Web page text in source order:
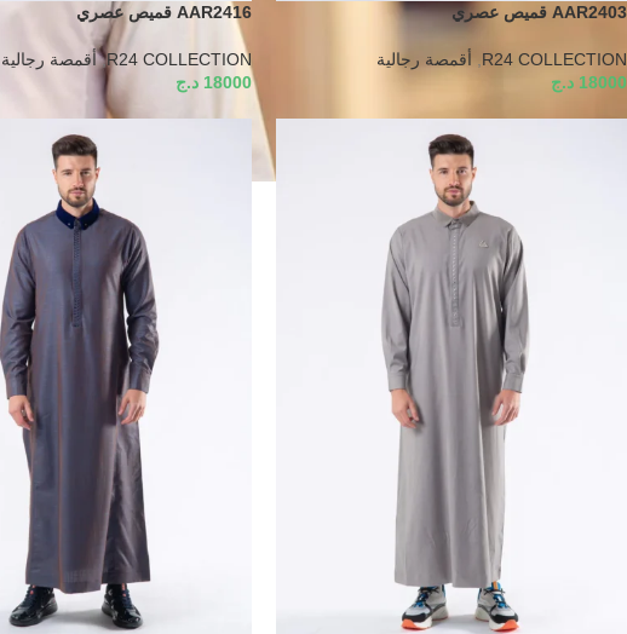
AAR2403 قميص عصري
R24 COLLECTION
أقمصة رجالية
18000 د.ج
AAR2416 قميص عصري
R24 COLLECTION
, أقمصة رجالية
18000 د.ج